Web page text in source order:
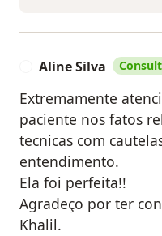
Aline Silva
Extremamente
paciente nos fatos
tecnicas com
entendimento.
Ela foi perfeita!!
Agradeço por ter
Khalil.